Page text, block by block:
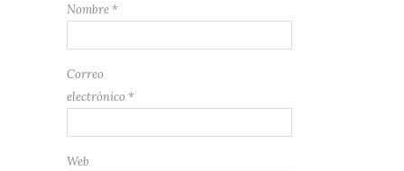
Nombre *
Correo
electrónico *
Web